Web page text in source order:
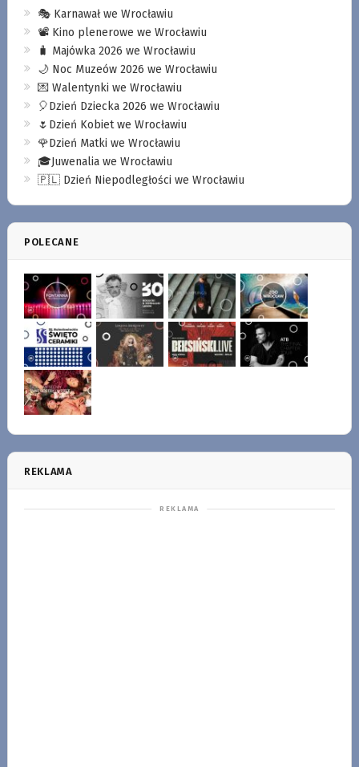
🎭 Karnawał we Wrocławiu
📽️ Kino plenerowe we Wrocławiu
🧳 Majówka 2026 we Wrocławiu
🌙 Noc Muzeów 2026 we Wrocławiu
💌 Walentynki we Wrocławiu
🎈Dzień Dziecka 2026 we Wrocławiu
🌷Dzień Kobiet we Wrocławiu
🌹Dzień Matki we Wrocławiu
🎓Juwenalia we Wrocławiu
🇵🇱 Dzień Niepodległości we Wrocławiu
POLECANE
REKLAMA